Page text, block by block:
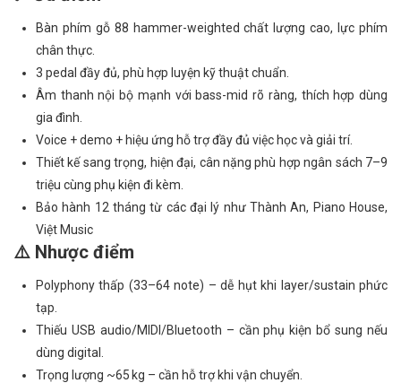
Bàn phím gỗ 88 hammer-weighted chất lượng cao, lực phím
chân thực.
3 pedal đầy đủ, phù hợp luyện kỹ thuật chuẩn.
Âm thanh nội bộ mạnh với bass-mid rõ ràng, thích hợp dùng
gia đình.
Voice + demo + hiệu ứng hỗ trợ đầy đủ việc học và giải trí.
Thiết kế sang trọng, hiện đại, cân nặng phù hợp ngân sách 7–9
triệu cùng phụ kiện đi kèm.
Bảo hành 12 tháng từ các đại lý như Thành An, Piano House,
Việt Music
⚠️ Nhược điểm
Polyphony thấp (33–64 note) – dễ hụt khi layer/sustain phức
tạp.
Thiếu USB audio/MIDI/Bluetooth – cần phụ kiện bổ sung nếu
dùng digital.
Trọng lượng ~65 kg – cần hỗ trợ khi vận chuyển.